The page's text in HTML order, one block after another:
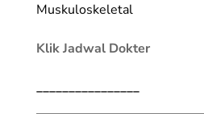
Muskuloskeletal
Klik Jadwal Dokter
________________